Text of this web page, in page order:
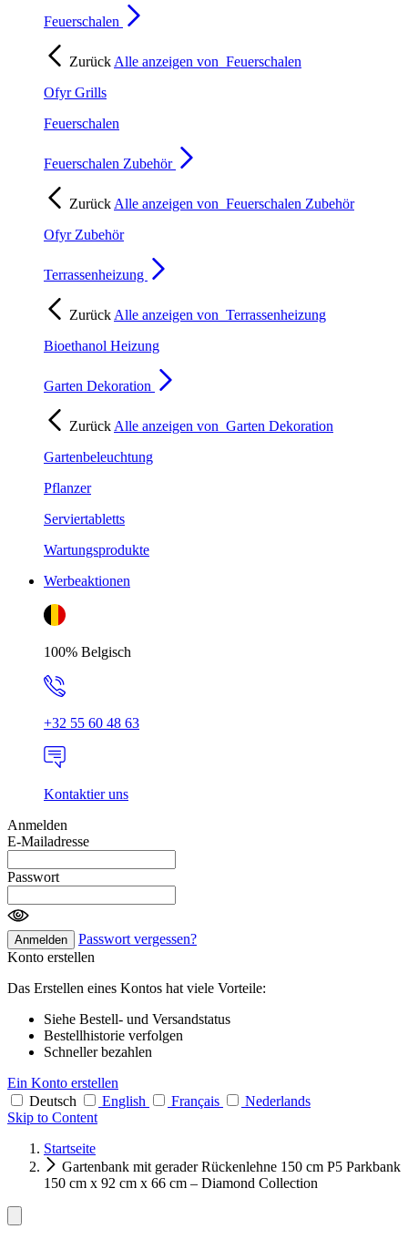
Feuerschalen
Zurück Alle anzeigen von Feuerschalen
Ofyr Grills
Feuerschalen
Feuerschalen Zubehör
Zurück Alle anzeigen von Feuerschalen Zubehör
Ofyr Zubehör
Terrassenheizung
Zurück Alle anzeigen von Terrassenheizung
Bioethanol Heizung
Garten Dekoration
Zurück Alle anzeigen von Garten Dekoration
Gartenbeleuchtung
Pflanzer
Serviertabletts
Wartungsprodukte
Werbeaktionen
100% Belgisch
+32 55 60 48 63
Kontaktier uns
Anmelden
E-Mailadresse
Passwort
Anmelden
Passwort vergessen?
Konto erstellen
Das Erstellen eines Kontos hat viele Vorteile:
Siehe Bestell- und Versandstatus
Bestellhistorie verfolgen
Schneller bezahlen
Ein Konto erstellen
Deutsch
English Français
Nederlands
Skip to Content
Startseite
Gartenbank mit gerader Rückenlehne 150 cm P5 Parkbank
150 cm x 92 cm x 66 cm – Diamond Collection